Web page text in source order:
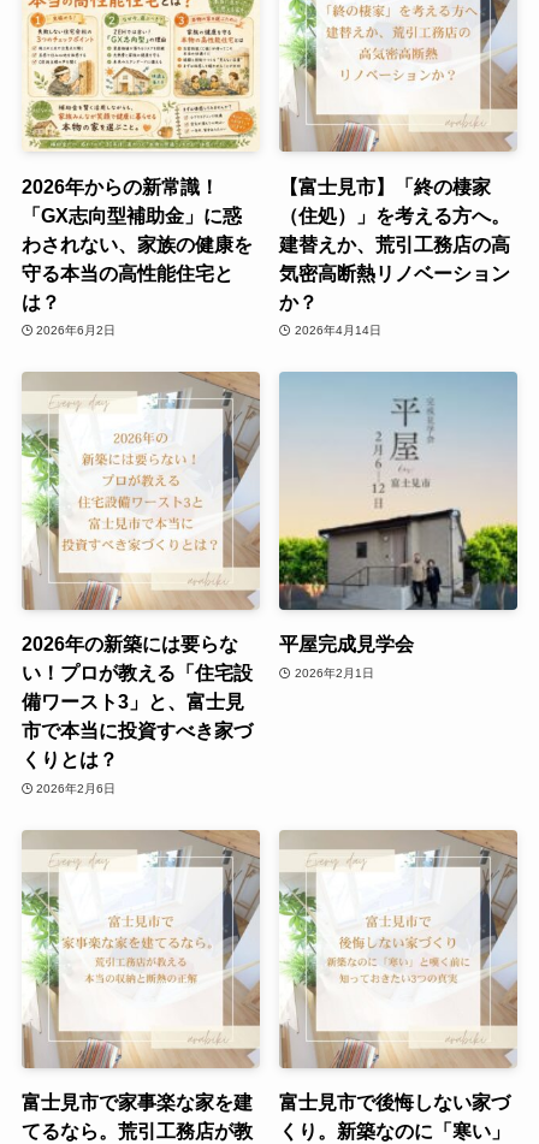
2026年からの新常識！
「GX志向型補助金」に惑
わされない、家族の健康を
守る本当の高性能住宅と
は？
2026年6月2日
【富士見市】「終の棲家
（住処）」を考える方へ。
建替えか、荒引工務店の高
気密高断熱リノベーション
か？
2026年4月14日
2026年の新築には要らな
い！プロが教える「住宅設
備ワースト3」と、富士見
市で本当に投資すべき家づ
くりとは？
2026年2月6日
平屋完成見学会
2026年2月1日
富士見市で家事楽な家を建
てるなら。荒引工務店が教
富士見市で後悔しない家づ
くり。新築なのに「寒い」